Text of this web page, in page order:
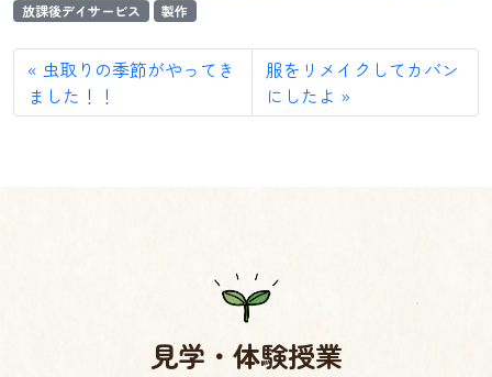
放課後デイサービス
製作
虫取りの季節がやってき
ました！！
服をリメイクしてカバン
にしたよ
見学・体験授業